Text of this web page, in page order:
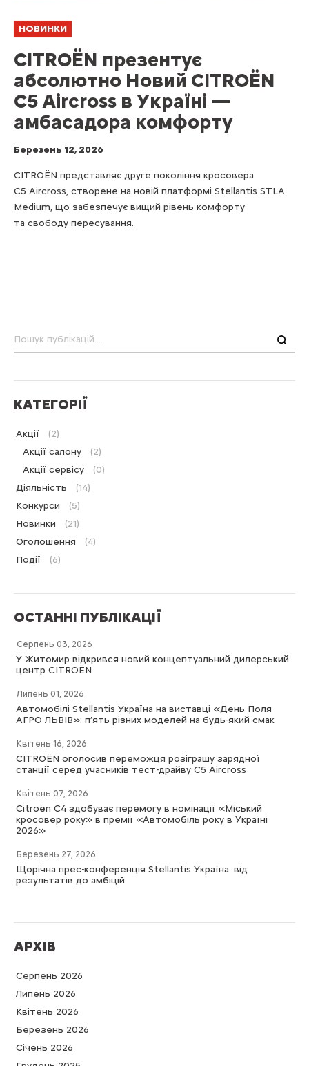
НОВИНКИ
CITROËN презентує
абсолютно Новий CITROËN
C5 Aircross в Україні —
амбасадора комфорту
Березень 12, 2026
CITROËN представляє друге покоління кросовера
C5 Aircross, створене на новій платформі Stellantis STLA
Medium, що забезпечує вищий рівень комфорту
та свободу пересування.
КАТЕГОРІЇ
Акції
(2)
Акції салону
(2)
Акції сервісу
(0)
Діяльність
(14)
Конкурси
(5)
Новинки
(21)
Оголошення
(4)
Події
(6)
ОСТАННІ ПУБЛІКАЦІЇ
Серпень 03, 2026
У Житомир відкрився новий концептуальний дилерський
центр CITROËN
Липень 01, 2026
Автомобілі Stellantis Україна на виставці «День Поля
АГРО ЛЬВІВ»: п’ять різних моделей на будь-який смак
Квітень 16, 2026
CITROËN оголосив переможця розіграшу зарядної
станції серед учасників тест-драйву C5 Aircross
Квітень 07, 2026
Citroën C4 здобуває перемогу в номінації «Міський
кросовер року» в премії «Автомобіль року в Україні
2026»
Березень 27, 2026
Щорічна прес-конференція Stellantis Україна: від
результатів до амбіцій
АРХІВ
Серпень 2026
Липень 2026
Квітень 2026
Березень 2026
Cічень 2026